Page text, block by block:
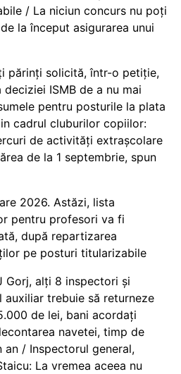
/ La niciun concurs nu poți
la început asigurarea unui
părinți solicită, într-o petiție,
deciziei ISMB de a nu mai
pentru posturile la plata
cadrul cluburilor copiilor:
de activități extrașcolare
de la 1 septembrie, spun
2026. Astăzi, lista
pentru profesori va fi
după repartizarea
pe posturi titularizabile
Gorj, alți 8 inspectori și
auxiliar trebuie să returneze
de lei, bani acordați
navetei, timp de
an / Inspectorul general,
La vremea aceea nu